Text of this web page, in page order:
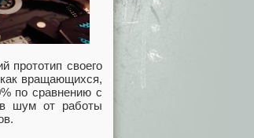
прототип своего
вращающихся,
по сравнению с
шум от работы